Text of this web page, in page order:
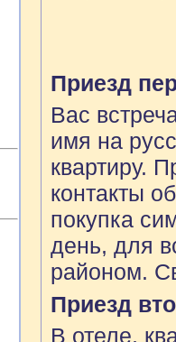
Приезд
Вас
имя на
квартиру.
контакты
покупка
день, для
районом.
Приезд
В отеле,